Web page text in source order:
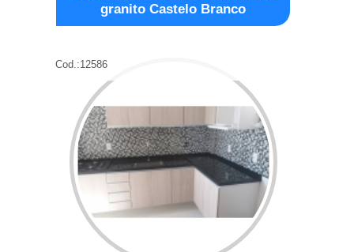
granito Castelo Branco
Cod.:12586